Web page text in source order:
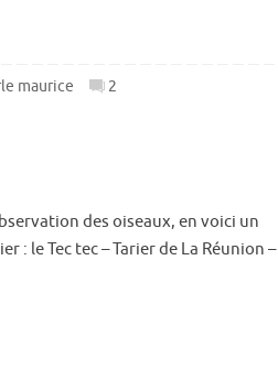
maurice 2
des oiseaux, en voici un
: le Tec tec – Tarier de La Réunion –